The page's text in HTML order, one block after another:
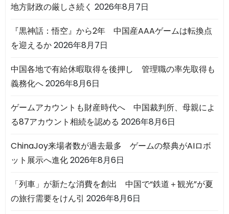
地方財政の厳しさ続く 2026年8月7日
『黒神話：悟空』から2年 中国産AAAゲームは転換点
を迎えるか2026年8月7日
中国各地で有給休暇取得を後押し 管理職の率先取得も
義務化へ2026年8月6日
ゲームアカウントも財産時代へ 中国裁判所、母親によ
る87アカウント相続を認める 2026年8月6日
ChinaJoy来場者数が過去最多 ゲームの祭典がAIロボ
ット展示へ進化2026年8月6日
「列車」が新たな消費を創出 中国で“鉄道＋観光”が夏
の旅行需要をけん引 2026年8月6日